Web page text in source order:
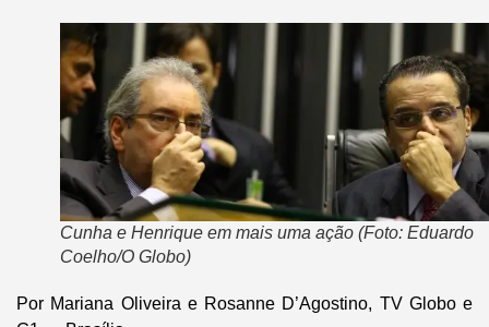
Cunha e Henrique em mais uma ação (Foto: Eduardo
Coelho/O Globo)
Por Mariana Oliveira e Rosanne D’Agostino, TV Globo e